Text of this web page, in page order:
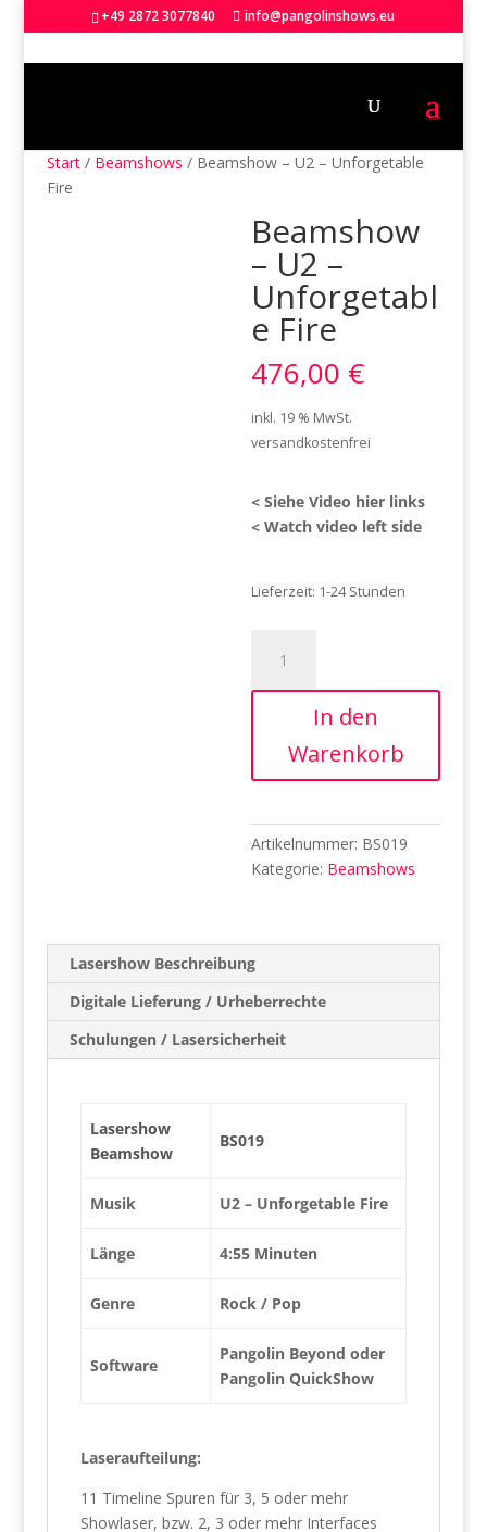
+49 2872 3077840 info@pangolinshows.eu
Start/ Beamshows / Beamshow – U2 – Unforgetable
Fire
Beamshow
– U2 –
Unforgetabl
e Fire
476,00 €
inkl. 19 % MwSt.
versandkostenfrei
< Siehe Video hier links
< Watch video left side
Lieferzeit: 1-24 Stunden
U2
Unforgetable
In den
Warenkorb
Artikelnummer: BS019
Kategorie: Beamshows
Lasershow Beschreibung
Digitale Lieferung / Urheberrechte
Schulungen / Lasersicherheit
Lasershow
Beamshow
BS019
Musik U2 – Unforgetable Fire
Länge 4:55 Minuten
Genre Rock / Pop
Software
Pangolin Beyond oder
Pangolin QuickShow
Laseraufteilung:
11 Timeline Spuren für 3, 5 oder mehr
Showlaser, bzw. 2, 3 oder mehr Interfaces